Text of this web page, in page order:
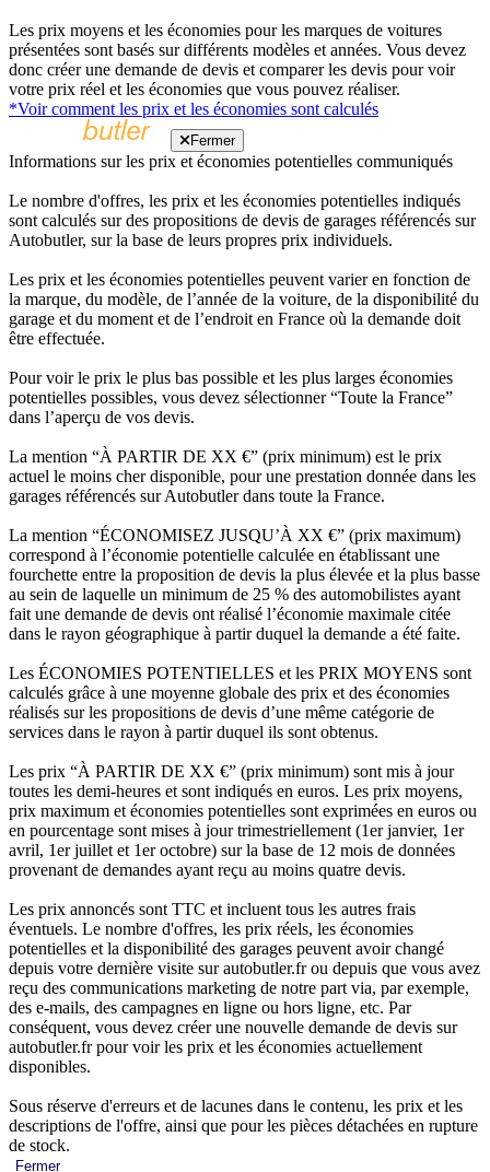
Les prix moyens et les économies pour les marques de voitures
présentées sont basés sur différents modèles et années. Vous devez
donc créer une demande de devis et comparer les devis pour voir
votre prix réel et les économies que vous pouvez réaliser.
*Voir comment les prix et les économies sont calculés
Fermer
Informations sur les prix et économies potentielles communiqués
Le nombre d'offres, les prix et les économies potentielles indiqués
sont calculés sur des propositions de devis de garages référencés sur
Autobutler, sur la base de leurs propres prix individuels.
Les prix et les économies potentielles peuvent varier en fonction de
la marque, du modèle, de l’année de la voiture, de la disponibilité du
garage et du moment et de l’endroit en France où la demande doit
être effectuée.
Pour voir le prix le plus bas possible et les plus larges économies
potentielles possibles, vous devez sélectionner “Toute la France”
dans l’aperçu de vos devis.
La mention “À PARTIR DE XX €” (prix minimum) est le prix
actuel le moins cher disponible, pour une prestation donnée dans les
garages référencés sur Autobutler dans toute la France.
La mention “ÉCONOMISEZ JUSQU’À XX €” (prix maximum)
correspond à l’économie potentielle calculée en établissant une
fourchette entre la proposition de devis la plus élevée et la plus basse
au sein de laquelle un minimum de 25 % des automobilistes ayant
fait une demande de devis ont réalisé l’économie maximale citée
dans le rayon géographique à partir duquel la demande a été faite.
Les ÉCONOMIES POTENTIELLES et les PRIX MOYENS sont
calculés grâce à une moyenne globale des prix et des économies
réalisés sur les propositions de devis d’une même catégorie de
services dans le rayon à partir duquel ils sont obtenus.
Les prix “À PARTIR DE XX €” (prix minimum) sont mis à jour
toutes les demi-heures et sont indiqués en euros. Les prix moyens,
prix maximum et économies potentielles sont exprimées en euros ou
en pourcentage sont mises à jour trimestriellement (1er janvier, 1er
avril, 1er juillet et 1er octobre) sur la base de 12 mois de données
provenant de demandes ayant reçu au moins quatre devis.
Les prix annoncés sont TTC et incluent tous les autres frais
éventuels. Le nombre d'offres, les prix réels, les économies
potentielles et la disponibilité des garages peuvent avoir changé
depuis votre dernière visite sur autobutler.fr ou depuis que vous avez
reçu des communications marketing de notre part via, par exemple,
des e-mails, des campagnes en ligne ou hors ligne, etc. Par
conséquent, vous devez créer une nouvelle demande de devis sur
autobutler.fr pour voir les prix et les économies actuellement
disponibles.
Sous réserve d'erreurs et de lacunes dans le contenu, les prix et les
descriptions de l'offre, ainsi que pour les pièces détachées en rupture
de stock.
Fermer